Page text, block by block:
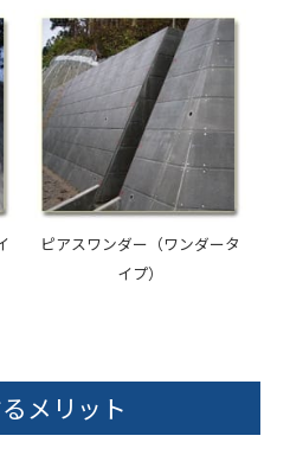
ピアスワンダー（ワンダータ
イプ）
メリット